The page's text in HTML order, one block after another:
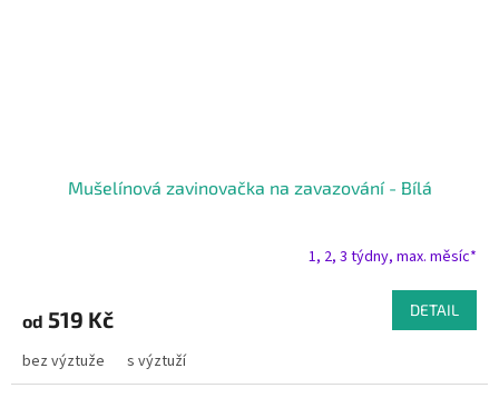
Mušelínová zavinovačka na zavazování - Bílá
1, 2, 3 týdny, max. měsíc*
od 519 Kč DETAIL
bez výztuže s výztuží